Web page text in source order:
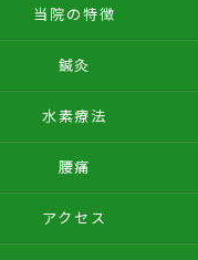
当院の特徴
鍼灸
水素療法
腰痛
アクセス